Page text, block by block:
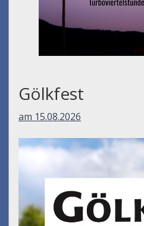
Gölkfest
am 15.08.2026